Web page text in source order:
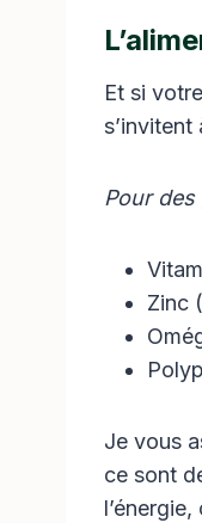
Et si
Pour des
Zinc
Je vous
ce sont